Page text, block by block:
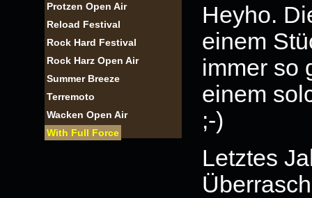
Protzen Open Air
Reload Festival
Rock Hard Festival
Rock Harz Open Air
Summer Breeze
Terremoto
Wacken Open Air
With Full Force
Heyho.
einem
immer so
einem
;-)
Letztes